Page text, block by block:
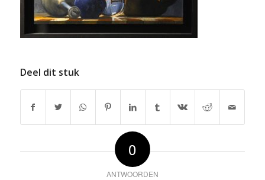
Deel dit stuk
0
ANTWOORDEN